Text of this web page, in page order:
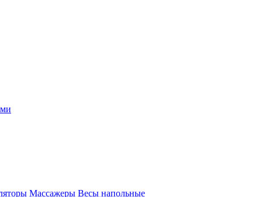
Массажеры Весы напольные